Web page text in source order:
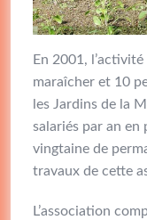
En 2001,
maraîcher et 10
les Jardins de la
salariés par an en
vingtaine de
travaux de cette
L’association